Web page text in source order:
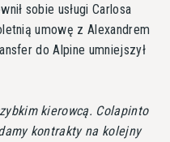
sobie usługi Carlosa
umowę z Alexandrem
do Alpine umniejszył
kierowcą. Colapinto
kontrakty na kolejny